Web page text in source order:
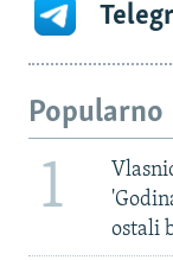
Popularno
1
ostali